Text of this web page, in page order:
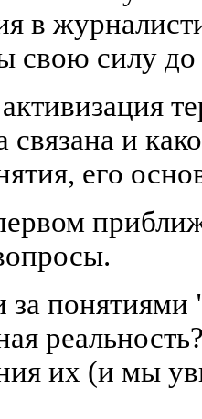
в
свою силу до
связана и
его
за
их (и мы